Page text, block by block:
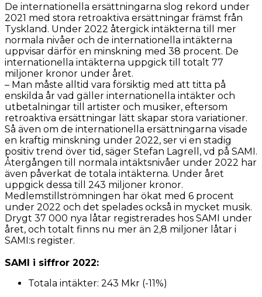
De internationella ersättningarna slog rekord under
2021 med stora retroaktiva ersättningar främst från
Tyskland. Under 2022 återgick intäkterna till mer
normala nivåer och de internationella intäkterna
uppvisar därför en minskning med 38 procent. De
internationella intäkterna uppgick till totalt 77
miljoner kronor under året.
– Man måste alltid vara försiktig med att titta på
enskilda år vad gäller internationella intäkter och
utbetalningar till artister och musiker, eftersom
retroaktiva ersättningar lätt skapar stora variationer.
Så även om de internationella ersättningarna visade
en kraftig minskning under 2022, ser vi en stadig
positiv trend över tid, säger Stefan Lagrell, vd på SAMI.
Återgången till normala intäktsnivåer under 2022 har
även påverkat de totala intäkterna. Under året
uppgick dessa till 243 miljoner kronor.
Medlemstillströmningen har ökat med 6 procent
under 2022 och det spelades också in mycket musik.
Drygt 37 000 nya låtar registrerades hos SAMI under
året, och totalt finns nu mer än 2,8 miljoner låtar i
SAMI:s register.
SAMI i siffror 2022:
Totala intäkter: 243 Mkr (-11%)